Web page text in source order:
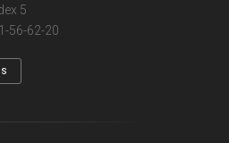
5
56-62-20